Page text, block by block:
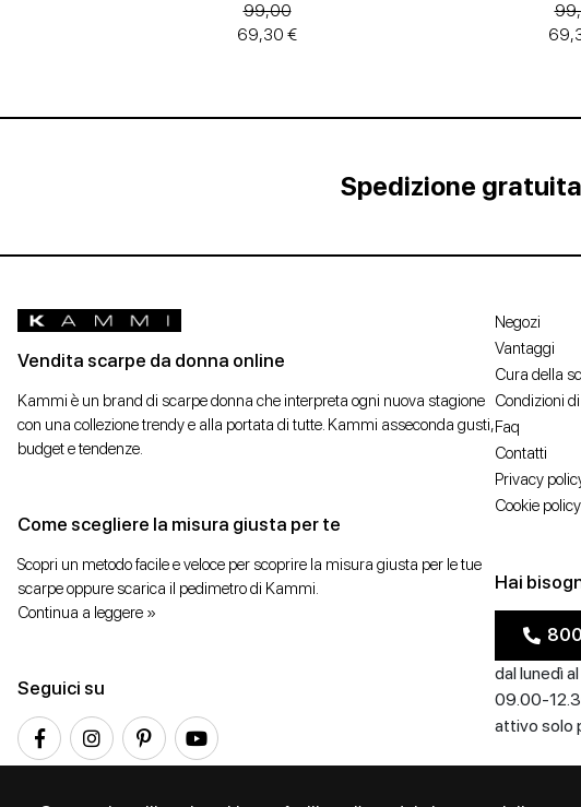
99,00
69,30 €
Spedizione
Vendita scarpe da donna online
Kammi è un brand di scarpe donna che interpreta ogni nuova stagione
con una collezione trendy e alla portata di tutte. Kammi asseconda gusti,
budget e tendenze.
Come scegliere la misura giusta per te
Scopri un metodo facile e veloce per scoprire la misura giusta per le tue
scarpe oppure scarica il pedimetro di Kammi.
Continua a leggere »
Seguici su
Negozi
Vantaggi
Cura della
Condizioni
Faq
Contatti
Privacy
Cookie policy
Hai
dal lunedì
09.00-
attivo solo